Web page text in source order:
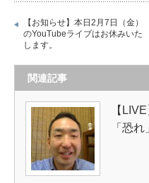
【お知らせ】本日2月7日（金）
のYouTubeライブはお休みいた
します。
関連記事
【
「恐